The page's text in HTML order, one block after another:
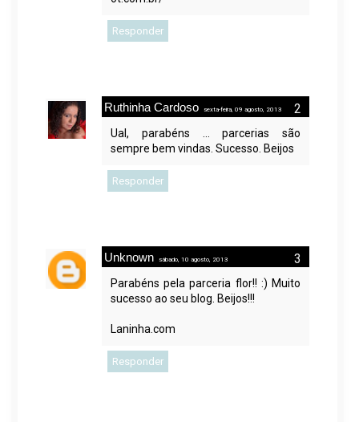
Responder
Ruthinha Cardoso sexta-feira, 09 agosto, 2013
Ual, parabéns ... parcerias são
sempre bem vindas. Sucesso. Beijos
Responder
Unknown sábado, 10 agosto, 2013
Parabéns pela parceria flor!! :) Muito
sucesso ao seu blog. Beijos!!!
Laninha.com
Responder